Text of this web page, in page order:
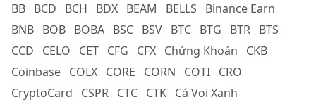
BB BCD BCH BDX BEAM BELLS
Binance Earn
BNB BOB BOBA BSC BSV BTC BTG BTR BTS
CCD
CELO CET CFG CFX Chứng Khoán
CKB
Coinbase COLX CORE CORN COTI CRO
CryptoCard
CSPR CTC CTK Cá Voi Xanh